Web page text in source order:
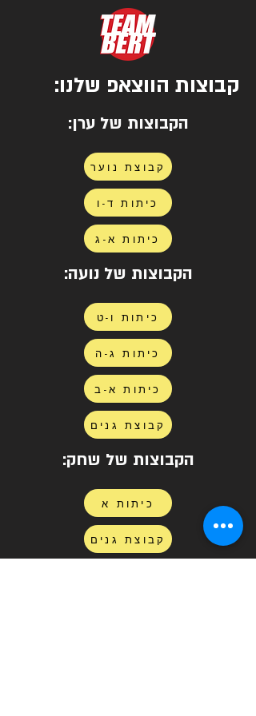
קבוצות הווצאפ שלנו:
הקבוצות של ערן:
קבוצת נוער
כיתות ד-ו
כיתות א-ג
הקבוצות של נועה:
כיתות ו-ט
כיתות ג-ה
כיתות א-ב
קבוצת גנים
הקבוצות של שחק:
כיתות א
קבוצת גנים